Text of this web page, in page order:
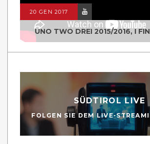
20 GEN 2017
SÜDTIROL LIVE
FOLGEN SIE DEM LIVE-